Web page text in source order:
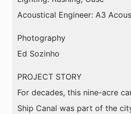
Acoustical Engineer: A3
Photography
Ed Sozinho
PROJECT STORY
For decades, this nine-acre
Ship Canal was part of the